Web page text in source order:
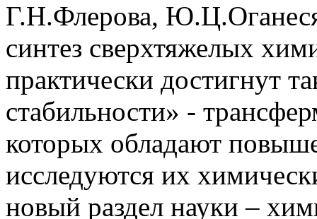
Г.Н.Флерова,
синтез сверхтяжелых
практически достигнут
стабильности» -
которых обладают
исследуются их
новый раздел науки –